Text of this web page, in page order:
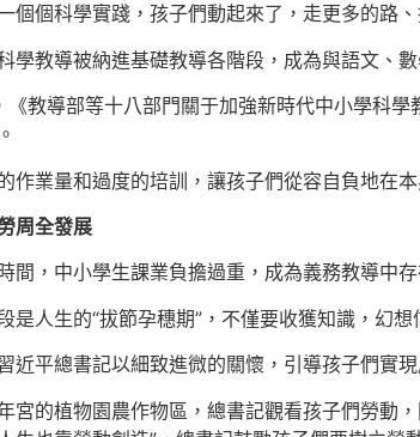
個個科學實踐，孩子們動起來了，走更多的路
學教導被納進基礎教導各階段，成為與語文、
《教導部等十八部門關于加強新時代中小學科
作業量和過度的培訓，讓孩子們從容自負地在
周全發展
間，中小學生課業負擔過重，成為義務教導中
是人生的“拔節孕穗期”，不僅要收獲知識，幻
近平總書記以細致進微的關懷，引導孩子們實現
宮的植物園農作物區，總書記觀看孩子們勞動